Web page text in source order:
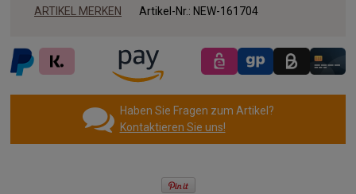
ARTIKEL MERKEN Artikel-Nr.: NEW-161704
Haben Sie Fragen zum Artikel?
Kontaktieren Sie uns!